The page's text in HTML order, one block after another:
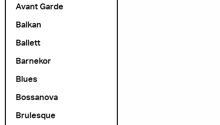
Avant Garde
Balkan
Ballett
Barnekor
Blues
Bossanova
Brulesque